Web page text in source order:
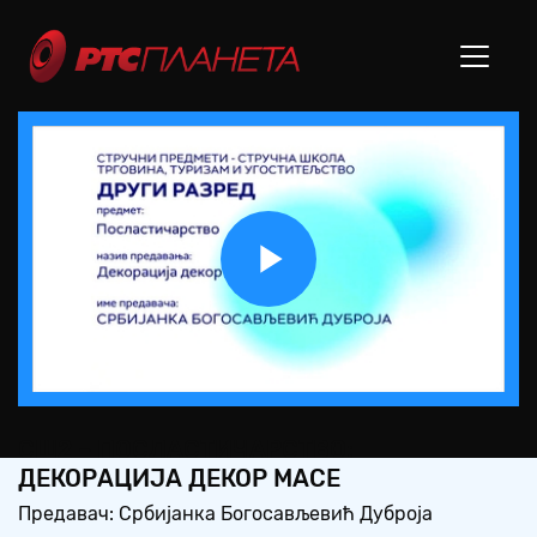
Play
Video
ДЕКОРАЦИЈА ДЕКОР МАСЕ
Предавач: Србијанка Богосављевић Дуброја